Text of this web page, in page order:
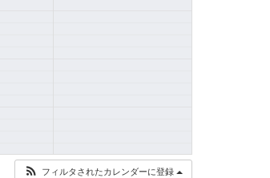
フィルタされたカレンダーに登録